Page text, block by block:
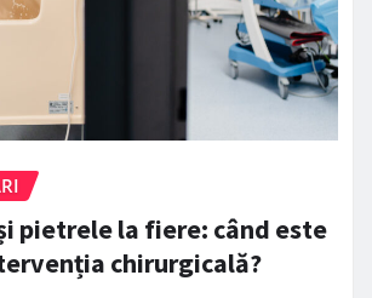
pietrele la fiere: când este
chirurgicală?